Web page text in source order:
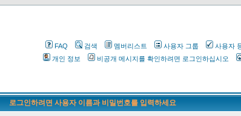
FAQ 검색 멤버리스트 사용자 그룹
사용자
개인 정보
비공개 메시지를 확인하려면 로그인하십시오
로그인하려면 사용자 이름과 비밀번호를 입력하세요